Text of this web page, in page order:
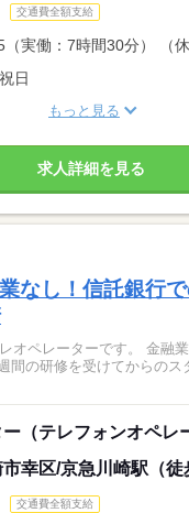
交通費全額支給
実働：7時間30分） （休
日
もっと見る
求人詳細を見る
なし！信託銀行
オペレーターです。 金融
間の研修を受けてからのス
（テレフォンオペレ
幸区/京急川崎駅（徒
交通費全額支給